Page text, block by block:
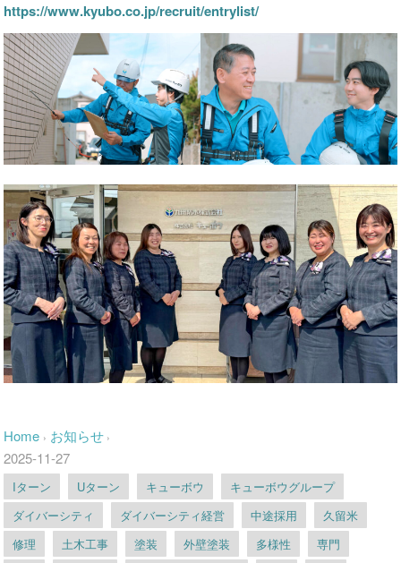
https://www.kyubo.co.jp/recruit/entrylist/
Home › お知らせ ›
2025-11-27
Iターン Uターン キューボウ
キューボウグループ
ダイバーシティ
ダイバーシティ経営 中途採用
久留米
修理
土木工事 塗装 外壁塗装 多様性
専門